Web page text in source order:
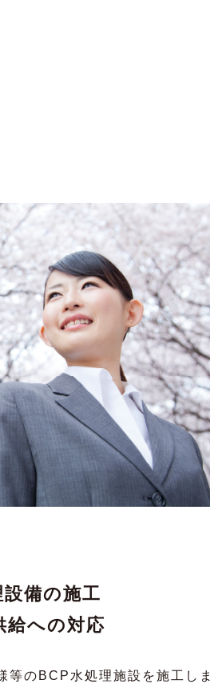
備の施工
給への対応
等のBCP水処理施設を施工しま